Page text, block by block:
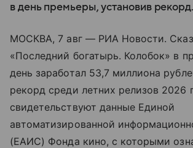
в день премьеры, установив рекорд.
МОСКВА, 7 авг — РИА Новости.
«Последний богатырь. Колобок» в
день заработал 53,7 миллиона
рекорд среди летних релизов 2026
свидетельствуют данные Единой
автоматизированной
(ЕАИС) Фонда кино, с которыми